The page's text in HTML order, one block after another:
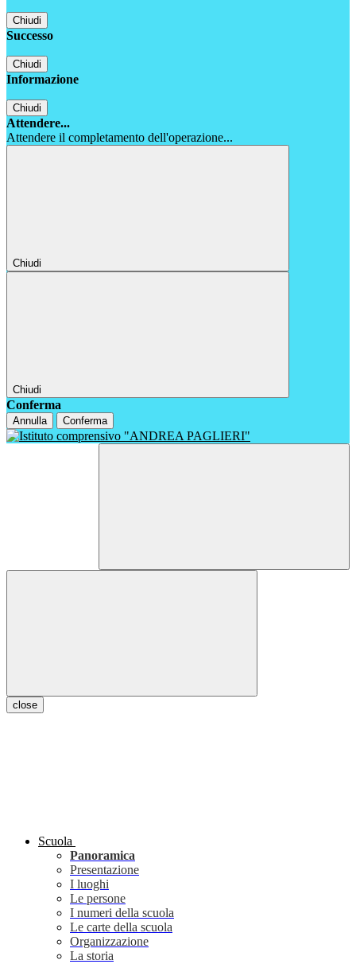
Chiudi
Successo
Chiudi
Informazione
Chiudi
Attendere...
Attendere il completamento dell'operazione...
Chiudi
Chiudi
Conferma
Annulla Conferma
close
Scuola
Panoramica
Presentazione
I luoghi
Le persone
I numeri della scuola
Le carte della scuola
Organizzazione
La storia